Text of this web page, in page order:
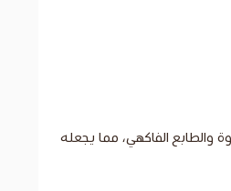
والطابع الفاكهي، مما يجعله